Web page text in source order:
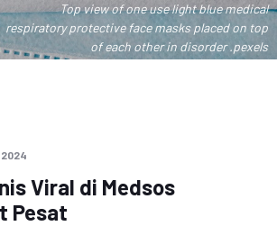
Top view of one use light blue medical
respiratory protective face masks placed on top
of each other in disorder .pexels
2024
Viral di Medsos
Pesat